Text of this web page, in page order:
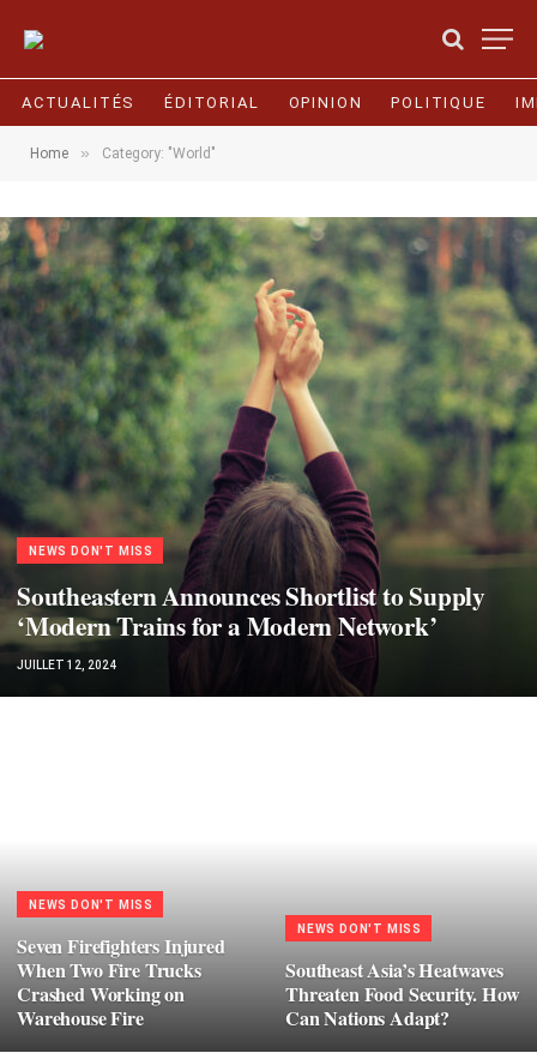
ACTUALITÉS ÉDITORIAL OPINION POLITIQUE
Home » Category: "World"
NEWS DON'T MISS
Southeastern Announces Shortlist to Supply
‘Modern Trains for a Modern Network’
JUILLET 12, 2024
NEWS DON'T MISS
Seven Firefighters Injured
When Two Fire Trucks
Crashed Working on
Warehouse Fire
NEWS DON'T MISS
Southeast Asia’s Heatwaves
Threaten Food Security. How
Can Nations Adapt?